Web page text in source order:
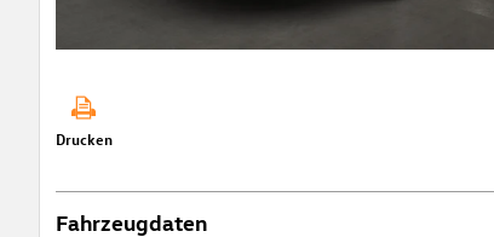
Drucken
Fahrzeugdaten